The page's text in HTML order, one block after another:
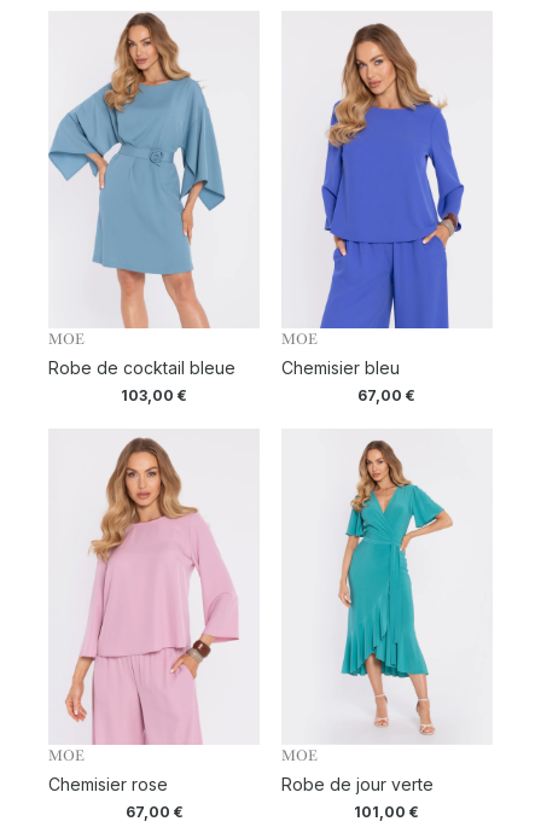
MOE
Robe de cocktail bleue
103,00€
MOE
Chemisier bleu
67,00€
MOE
Chemisier rose
67,00 €
MOE
Robe de jour verte
101,00€